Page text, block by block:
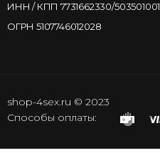
ИНН / КПП 7731662330/503501001
ОГРН 5107746012028
shop-4sex.ru © 2023
Способы оплаты: